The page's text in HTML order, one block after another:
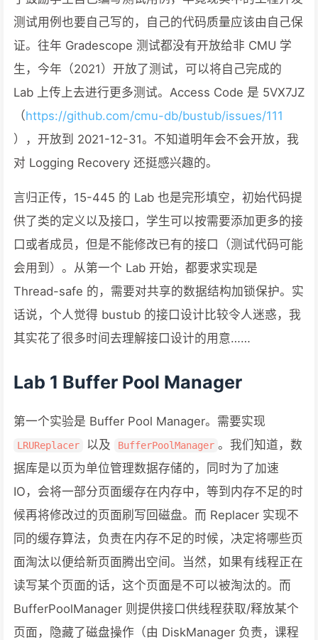
测试用例也要自己写的，自己的代码质量应该由自己保
证。往年 Gradescope 测试都没有开放给非 CMU 学
生，今年（2021）开放了测试，可以将自己完成的
Lab 上传上去进行更多测试。Access Code 是 5VX7JZ
（https://github.com/cmu-db/bustub/issues/111
），开放到 2021-12-31。不知道明年会不会开放，我
对 Logging Recovery 还挺感兴趣的。
言归正传，15-445 的 Lab 也是完形填空，初始代码提
供了类的定义以及接口，学生可以按需要添加更多的接
口或者成员，但是不能修改已有的接口（测试代码可能
会用到）。从第一个 Lab 开始，都要求实现是
Thread-safe 的，需要对共享的数据结构加锁保护。实
话说，个人觉得 bustub 的接口设计比较令人迷惑，我
其实花了很多时间去理解接口设计的用意……
Lab 1 Buffer Pool Manager
第一个实验是 Buffer Pool Manager。需要实现
LRUReplacer 以及 BufferPoolManager 。我们知道，数
据库是以页为单位管理数据存储的，同时为了加速
IO，会将一部分页面缓存在内存中，等到内存不足的时
候再将修改过的页面刷写回磁盘。而 Replacer 实现不
同的缓存算法，负责在内存不足的时候，决定将哪些页
面淘汰以便给新页面腾出空间。当然，如果有线程正在
读写某个页面的话，这个页面是不可以被淘汰的。而
BufferPoolManager 则提供接口供线程获取/释放某个
页面，隐藏了磁盘操作（由 DiskManager 负责，课程